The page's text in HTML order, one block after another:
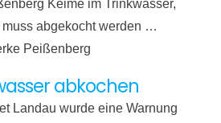
Keime im Trinkwasser,
abgekocht werden …
Peißenberg
abkochen
Landau wurde eine Warnung